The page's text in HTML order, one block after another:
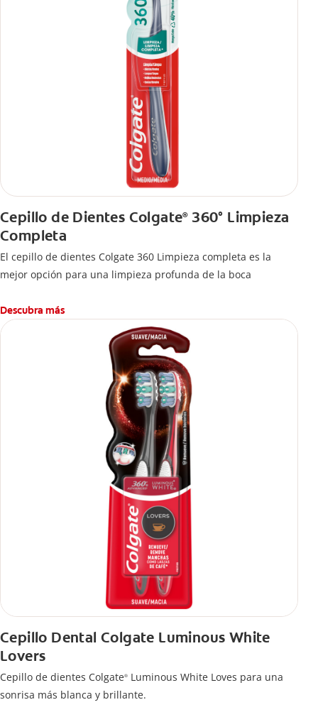
Cepillo de Dientes Colgate®360° Limpieza
Completa
El cepillo de dientes Colgate 360 Limpieza completa es la
mejor opción para una limpieza profunda de la boca
Descubra más
Cepillo Dental Colgate Luminous White
Lovers
Cepillo de dientes Colgate® Luminous White Loves para una
sonrisa más blanca y brillante.